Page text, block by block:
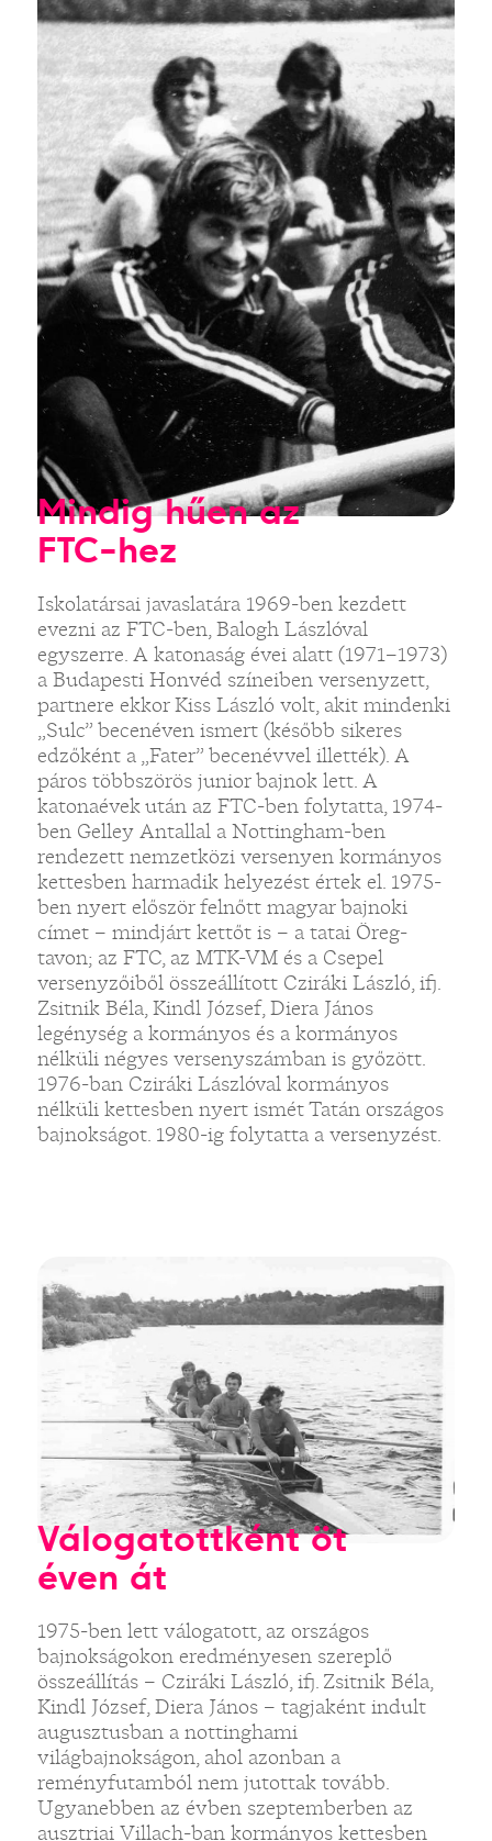
Mindig hűen az
FTC-hez
Iskolatársai javaslatára 1969-ben kezdett
evezni az FTC-ben, Balogh Lászlóval
egyszerre. A katonaság évei alatt (1971–1973)
a Budapesti Honvéd színeiben versenyzett,
partnere ekkor Kiss László volt, akit mindenki
„Sulc” becenéven ismert (később sikeres
edzőként a „Fater” becenévvel illették). A
páros többszörös junior bajnok lett. A
katonaévek után az FTC-ben folytatta, 1974-
ben Gelley Antallal a Nottingham-ben
rendezett nemzetközi versenyen kormányos
kettesben harmadik helyezést értek el. 1975-
ben nyert először felnőtt magyar bajnoki
címet – mindjárt kettőt is – a tatai Öreg-
tavon; az FTC, az MTK-VM és a Csepel
versenyzőiből összeállított Cziráki László, ifj.
Zsitnik Béla, Kindl József, Diera János
legénység a kormányos és a kormányos
nélküli négyes versenyszámban is győzött.
1976-ban Cziráki Lászlóval kormányos
nélküli kettesben nyert ismét Tatán országos
bajnokságot. 1980-ig folytatta a versenyzést.
Válogatottként öt
éven át
1975-ben lett válogatott, az országos
bajnokságokon eredményesen szereplő
összeállítás – Cziráki László, ifj. Zsitnik Béla,
Kindl József, Diera János – tagjaként indult
augusztusban a nottinghami
világbajnokságon, ahol azonban a
reményfutamból nem jutottak tovább.
Ugyanebben az évben szeptemberben az
ausztriai Villach-ban kormányos kettesben